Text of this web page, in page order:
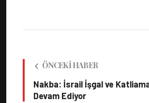
ÖNCEKI HABER
Nakba: İsrail İşgal ve
Devam Ediyor